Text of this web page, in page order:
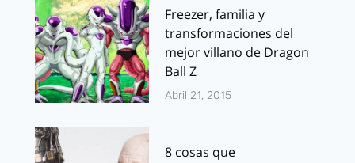
Freezer, familia y
transformaciones del
mejor villano de Dragon
Ball Z
Abril 21, 2015
8 cosas que